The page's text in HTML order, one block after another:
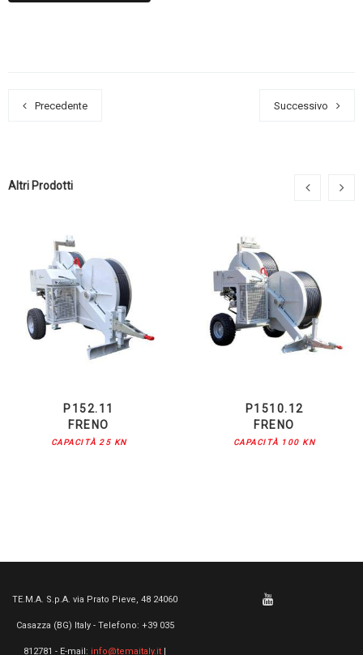
Precedente Successivo
Altri Prodotti
P152.11
FRENO
CAPACITÀ 25 KN
P1510.12
FRENO
CAPACITÀ 100 KN
TE.M.A. S.p.A. via Prato Pieve, 48 24060
Casazza (BG) Italy - Telefono: +39 035
812781 - E-mail: info@temaitaly.it |